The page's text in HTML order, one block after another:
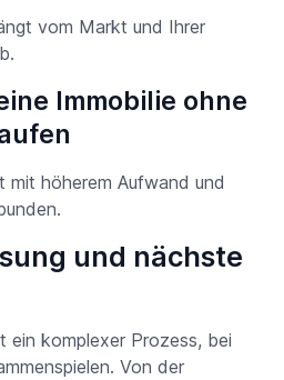
vom Markt und Ihrer
Immobilie ohne
höherem Aufwand und
und nächste
ein komplexer Prozess, bei
Von der